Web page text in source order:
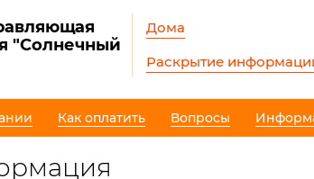
"Солнечный
Дома
Раскрытие
Как оплатить Вопросы